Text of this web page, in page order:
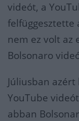
videót, a
felfüggesztette
nem ez volt az
Bolsonaro
Júliusban
YouTube
abban